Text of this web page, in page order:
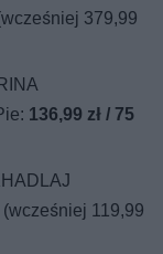
379,99
136,99 zł / 75
(wcześniej 119,99